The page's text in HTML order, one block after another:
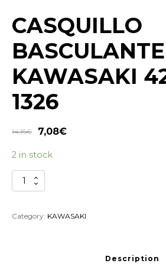
CASQUILLO
BASCULANTE
KAWASAKI
1326
14,16€ 7,08€
2 in stock
CASQUILLO
BASCULANTE
42036-
Category: KAWASAKI
Description